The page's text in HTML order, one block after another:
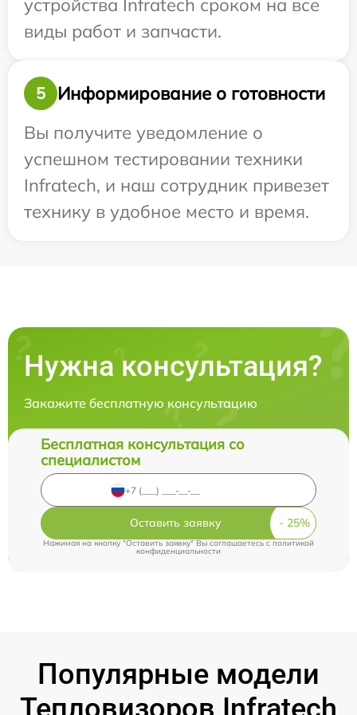
устройства Infratech сроком на все
виды работ и запчасти.
5
Информирование о готовности
Вы получите уведомление о
успешном тестировании техники
Infratech, и наш сотрудник привезет
технику в удобное место и время.
Нужна консультация?
Закажите бесплатную консультацию
Бесплатная консультация со
специалистом
Оставить заявку
Нажимая на кнопку "Оставить заявку" Вы соглашаетесь c политикой
конфиденциальности
Популярные модели